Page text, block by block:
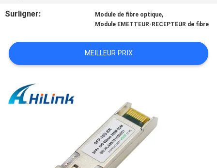
QUALITÉ
NOUS
CONTACTER
NOUVELLES
Surligner: Module de fibre optique,
Module EMETTEUR-RECEPTEUR de fibre
MEILLEUR PRIX